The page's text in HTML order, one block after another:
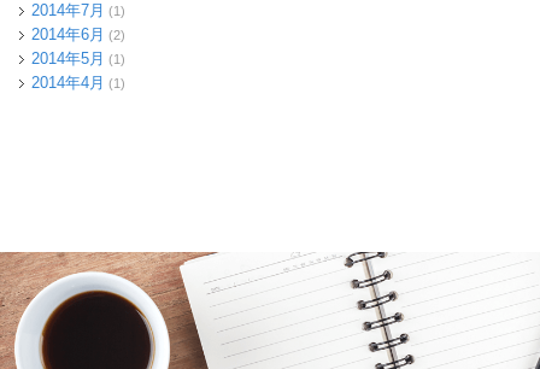
2014年7月 (1)
2014年6月 (2)
2014年5月 (1)
2014年4月 (1)